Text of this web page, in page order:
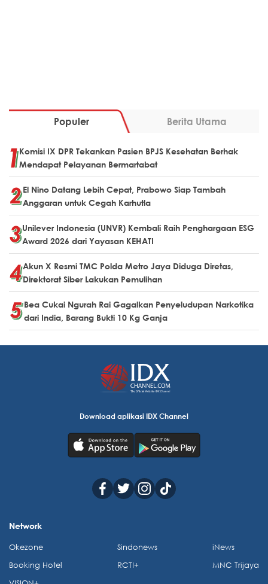
Populer Berita Utama
Komisi IX DPR Tekankan Pasien BPJS Kesehatan Berhak
Mendapat Pelayanan Bermartabat
El Nino Datang Lebih Cepat, Prabowo Siap Tambah
Anggaran untuk Cegah Karhutla
Unilever Indonesia (UNVR) Kembali Raih Penghargaan ESG
Award 2026 dari Yayasan KEHATI
Akun X Resmi TMC Polda Metro Jaya Diduga Diretas,
Direktorat Siber Lakukan Pemulihan
Bea Cukai Ngurah Rai Gagalkan Penyeludupan Narkotika
dari India, Barang Bukti 10 Kg Ganja
Download aplikasi IDX Channel
Network
Okezone
Booking Hotel
Sindonews
RCTI+
iNews
MNC Trijaya